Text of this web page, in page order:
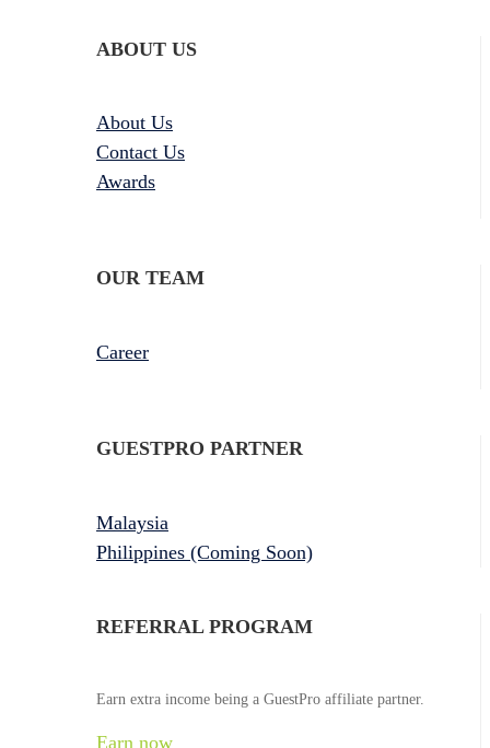
ABOUT US
About Us
Contact Us
Awards
OUR TEAM
Career
GUESTPRO PARTNER
Malaysia
Philippines (Coming Soon)
REFERRAL PROGRAM
Earn extra income being a GuestPro affiliate partner.
Earn now